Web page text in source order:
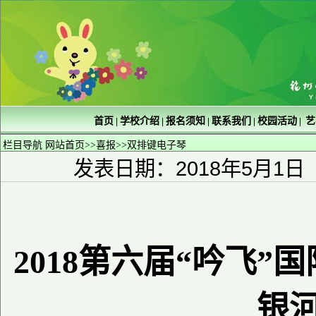
首页 学校介绍 报名须知 联系我们 校园活动
栏目导航 网站首页>>喜报>>双排键电子琴
发表日期：2018年5月1日
2018第六届“吟飞”
银